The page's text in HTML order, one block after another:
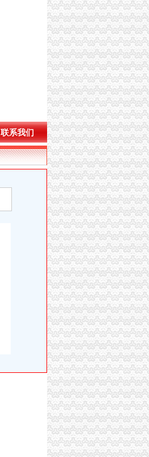
联系我们